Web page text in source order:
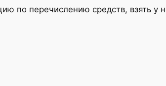
по перечислению средств, взять у